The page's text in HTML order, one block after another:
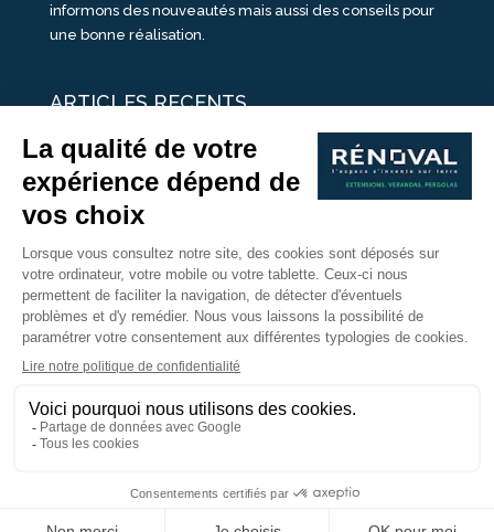
informons des nouveautés mais aussi des conseils pour
une bonne réalisation.
ARTICLES RECENTS
25 idées de vérandas design
Un été pour une véranda
Portes Ouvertes Véranda Extension Suisse | 26-27 Juin
Une ombre avec une pergola aluminium
portes ouvertes véranda sur mesure
Nous Suivre
Copyright © 2017 - Rénoval Suisse